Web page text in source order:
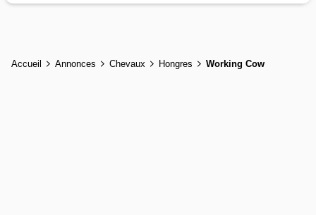
Accueil Annonces Chevaux Hongres Working Cow